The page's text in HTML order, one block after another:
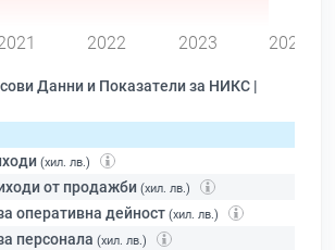
2022 2023 2024
Данни и Показатели за НИКС |
(хил. лв.)
от продажби (хил. лв.)
оперативна дейност (хил. лв.)
персонала (хил. лв.)